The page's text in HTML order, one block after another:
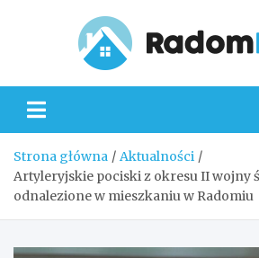
Strona główna
Aktualności
Artyleryjskie pociski z okresu II wojny
odnalezione w mieszkaniu w Radomiu